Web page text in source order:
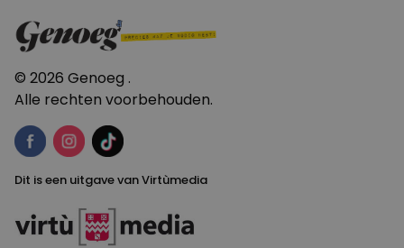
© 2026 Genoeg .
Alle rechten voorbehouden.
Dit is een uitgave van Virtùmedia